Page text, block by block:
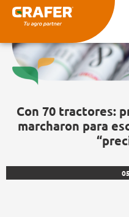
contenido
Con 70 tractores:
marcharon para